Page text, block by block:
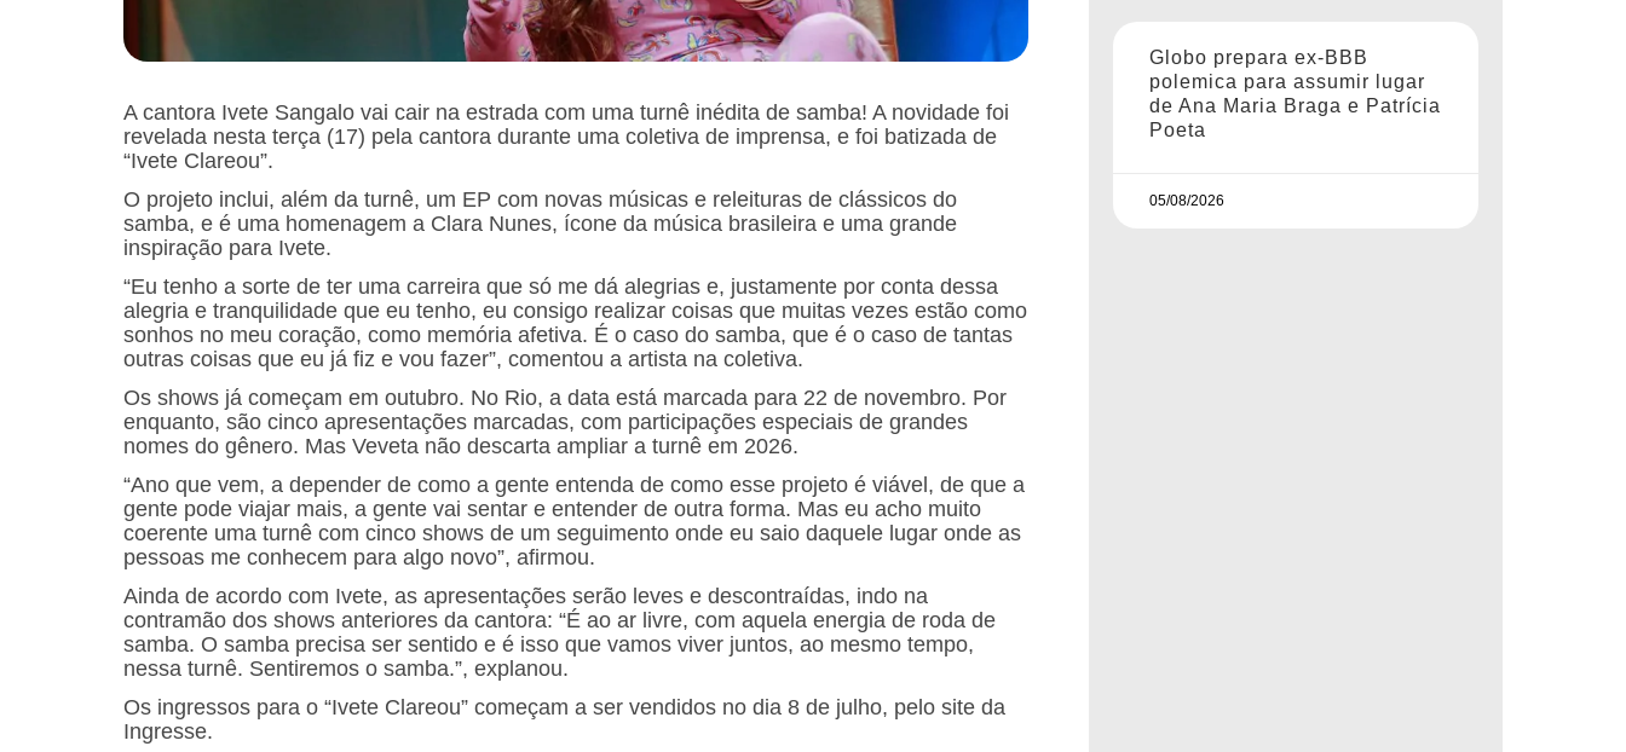
A cantora Ivete Sangalo vai cair na estrada com uma turnê inédita de samba! A novidade foi
revelada nesta terça (17) pela cantora durante uma coletiva de imprensa, e foi batizada de
“Ivete Clareou”.
O projeto inclui, além da turnê, um EP com novas músicas e releituras de clássicos do
samba, e é uma homenagem a Clara Nunes, ícone da música brasileira e uma grande
inspiração para Ivete.
“Eu tenho a sorte de ter uma carreira que só me dá alegrias e, justamente por conta dessa
alegria e tranquilidade que eu tenho, eu consigo realizar coisas que muitas vezes estão como
sonhos no meu coração, como memória afetiva. É o caso do samba, que é o caso de tantas
outras coisas que eu já fiz e vou fazer”, comentou a artista na coletiva.
Os shows já começam em outubro. No Rio, a data está marcada para 22 de novembro. Por
enquanto, são cinco apresentações marcadas, com participações especiais de grandes
nomes do gênero. Mas Veveta não descarta ampliar a turnê em 2026.
“Ano que vem, a depender de como a gente entenda de como esse projeto é viável, de que a
gente pode viajar mais, a gente vai sentar e entender de outra forma. Mas eu acho muito
coerente uma turnê com cinco shows de um seguimento onde eu saio daquele lugar onde as
pessoas me conhecem para algo novo”, afirmou.
Ainda de acordo com Ivete, as apresentações serão leves e descontraídas, indo na
contramão dos shows anteriores da cantora: “É ao ar livre, com aquela energia de roda de
samba. O samba precisa ser sentido e é isso que vamos viver juntos, ao mesmo tempo,
nessa turnê. Sentiremos o samba.”, explanou.
Os ingressos para o “Ivete Clareou” começam a ser vendidos no dia 8 de julho, pelo site da
Ingresse.
Globo prepara ex-BBB
polemica para assumir lugar
de Ana Maria Braga e Patrícia
Poeta
05/08/2026